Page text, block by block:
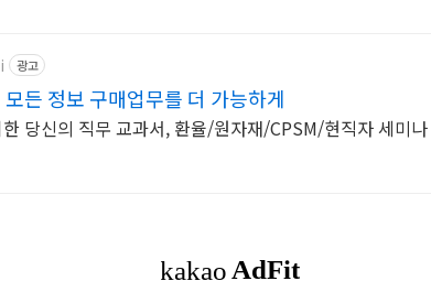
광고
든 정보 구매업무를 더 가능하게
당신의 직무 교과서, 환율/원자재/CPSM/현직자 세미나